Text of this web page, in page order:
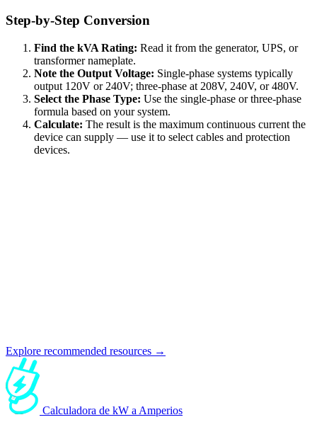
Step-by-Step Conversion
Find the kVA Rating: Read it from the generator, UPS, or
transformer nameplate.
Note the Output Voltage: Single-phase systems typically
output 120V or 240V; three-phase at 208V, 240V, or 480V.
Select the Phase Type: Use the single-phase or three-phase
formula based on your system.
Calculate: The result is the maximum continuous current the
device can supply — use it to select cables and protection
devices.
Explore recommended resources →
Calculadora de kW a Amperios